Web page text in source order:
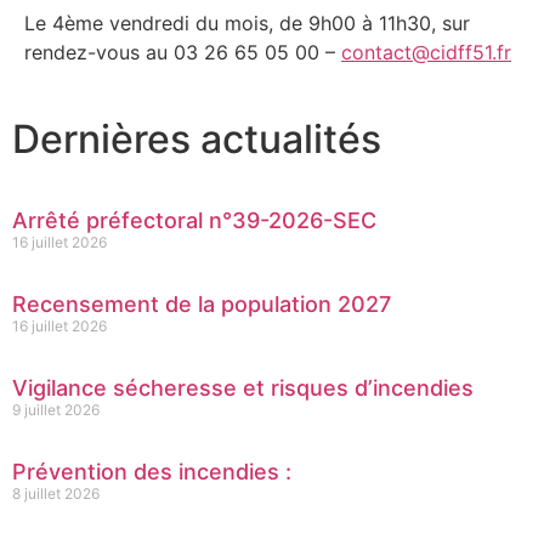
Le 4ème vendredi du mois, de 9h00 à 11h30, sur
rendez-vous au 03 26 65 05 00 – contact@cidff51.fr
Dernières actualités
Arrêté préfectoral n°39-2026-SEC
16 juillet 2026
Recensement de la population 2027
16 juillet 2026
Vigilance sécheresse et risques d’incendies
9 juillet 2026
Prévention des incendies :
8 juillet 2026